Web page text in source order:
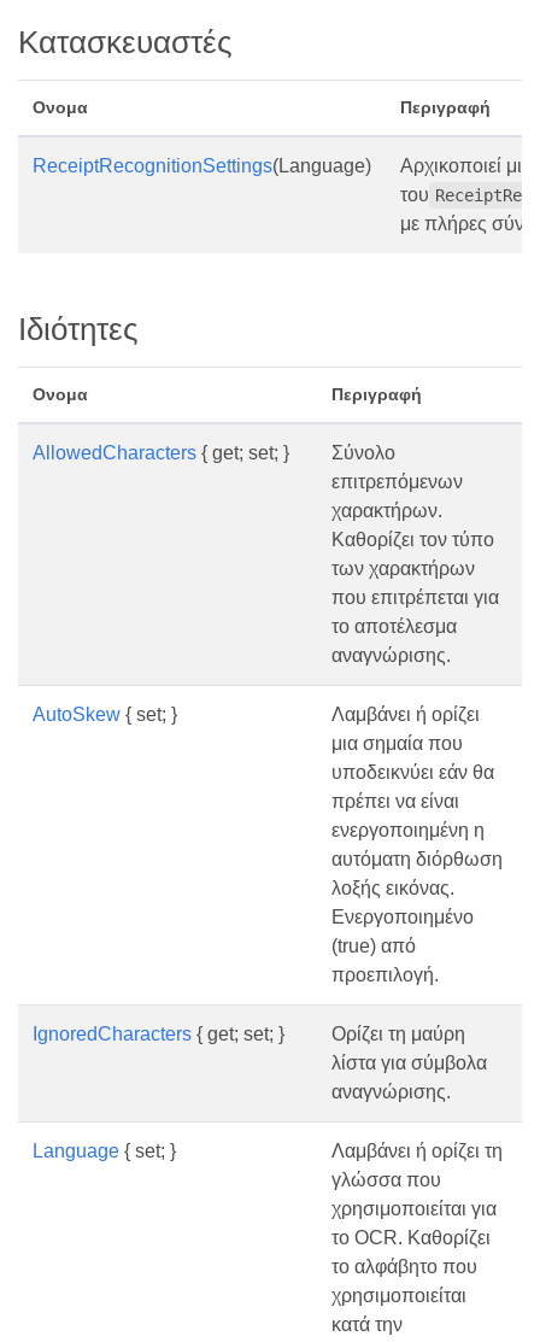
Κατασκευαστές
Ονομα Περιγραφή
ReceiptRecognitionSettings(Language)
Αρχικοποιεί
του
με πλήρες
Ιδιότητες
Ονομα Περιγραφή
AllowedCharacters { get; set; }
Σύνολο
επιτρεπόμενων
χαρακτήρων.
Καθορίζει τον τύπο
των χαρακτήρων
που επιτρέπεται για
το αποτέλεσμα
αναγνώρισης.
AutoSkew { set; }
Λαμβάνει ή ορίζει
μια σημαία που
υποδεικνύει εάν θα
πρέπει να είναι
ενεργοποιημένη η
αυτόματη διόρθωση
λοξής εικόνας.
Ενεργοποιημένο
(true) από
προεπιλογή.
IgnoredCharacters { get; set; }
Ορίζει τη μαύρη
λίστα για σύμβολα
αναγνώρισης.
Language { set; }
Λαμβάνει ή ορίζει τη
γλώσσα που
χρησιμοποιείται για
το OCR. Καθορίζει
το αλφάβητο που
χρησιμοποιείται
κατά την